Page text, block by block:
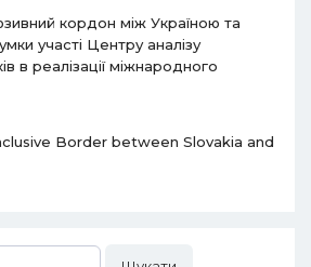
кордон між Україною та
участі Центру аналізу
в реалізації міжнародного
Border between Slovakia and